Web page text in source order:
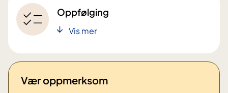
Oppfølging
Vis mer
Vær oppmerksom